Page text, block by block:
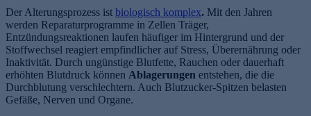
Der Alterungsprozess ist biologisch komplex. Mit den Jahren
werden Reparaturprogramme in Zellen Träger,
Entzündungsreaktionen laufen häufiger im Hintergrund und der
Stoffwechsel reagiert empfindlicher auf Stress, Überernährung oder
Inaktivität. Durch ungünstige Blutfette, Rauchen oder dauerhaft
erhöhten Blutdruck können Ablagerungen entstehen, die die
Durchblutung verschlechtern. Auch Blutzucker-Spitzen belasten
Gefäße, Nerven und Organe.